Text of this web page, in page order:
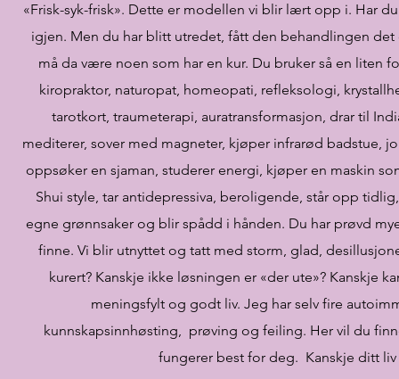
«Frisk-syk-frisk». Dette er modellen vi blir lært opp i. Har
igjen. Men du har blitt utredet, fått den behandlingen
må da være noen som har en kur. Du bruker så en liten
kiropraktor, naturopat, homeopati, refleksologi,
tarotkort, traumeterapi, auratransformasjon, drar til
mediterer, sover med magneter, kjøper infrarød badstue,
oppsøker en sjaman, studerer energi, kjøper en maskin
Shui style, tar antidepressiva, beroligende, står opp
egne grønnsaker og blir spådd i hånden. Du har prøvd
finne. Vi blir utnyttet og tatt med storm, glad,
kurert? Kanskje ikke løsningen er «der ute»? Kanskje
meningsfylt og godt liv. Jeg har selv fire
kunnskapsinnhøsting, prøving og feiling. Her vil du
fungerer best for deg. Kanskje ditt